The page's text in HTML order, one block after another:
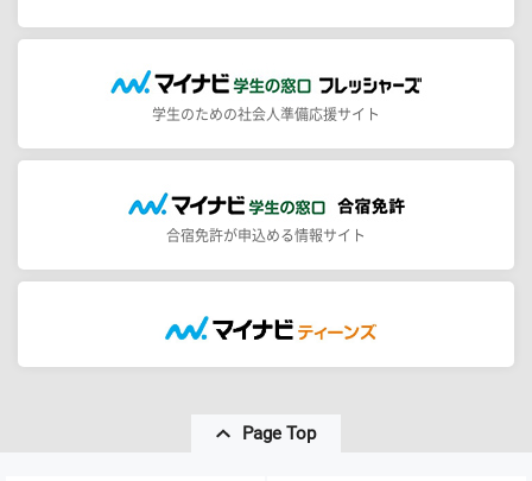
学生のための社会人準備応援サイト
合宿免許が申込める情報サイト
Page Top